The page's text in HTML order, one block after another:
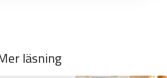
läsning